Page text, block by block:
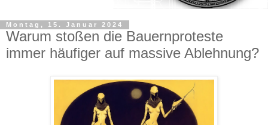
Montag, 15. Januar 2024
Warum stoßen die Bauernproteste
immer häufiger auf massive Ablehnung?